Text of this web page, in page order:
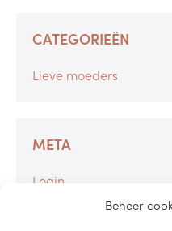
Beheer
CATEGORIEËN
Lieve moeders
META
Login
Berichten feed